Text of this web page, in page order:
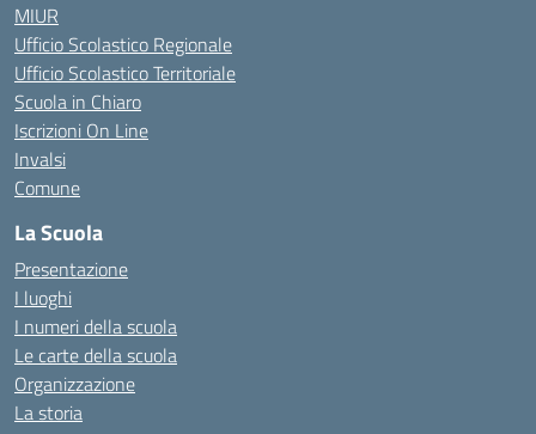
MIUR
Ufficio Scolastico Regionale
Ufficio Scolastico Territoriale
Scuola in Chiaro
Iscrizioni On Line
Invalsi
Comune
La Scuola
Presentazione
I luoghi
I numeri della scuola
Le carte della scuola
Organizzazione
La storia